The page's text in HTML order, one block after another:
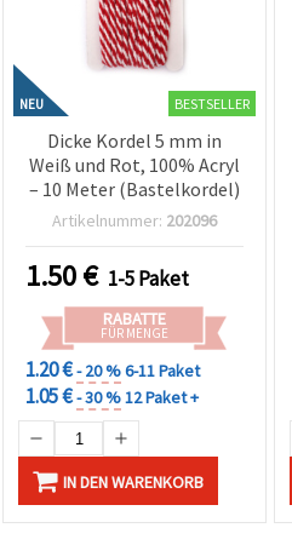
NEU BESTSELLER
Dicke Kordel 5 mm in
Weiß und Rot, 100% Acryl
– 10 Meter (Bastelkordel)
Artikelnummer: 202096
1.50€ 1-5 Paket
RABATTE
FÜR MENGE
1.20 €- 20 %6-11 Paket
1.05 €- 30 %12 Paket +
IN DEN WARENKORB